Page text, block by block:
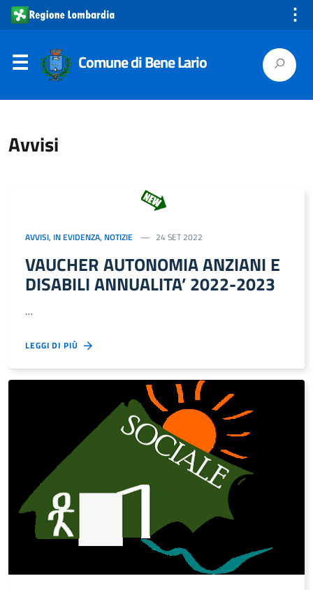
⋮
Comune di Bene Lario
Avvisi
AVVISI, IN EVIDENZA, NOTIZIE 24 SET 2022
VAUCHER AUTONOMIA ANZIANI E
DISABILI ANNUALITA’ 2022-2023
…
LEGGI DI PIÙ